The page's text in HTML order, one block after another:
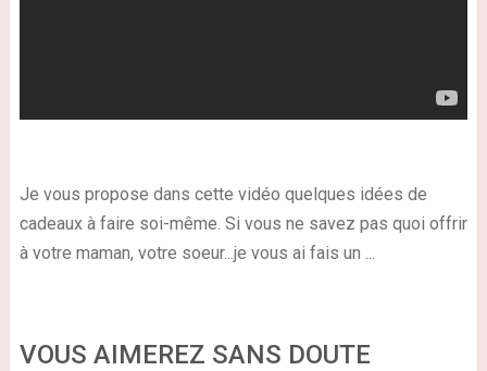
Je vous propose dans cette vidéo quelques idées de
cadeaux à faire soi-même. Si vous ne savez pas quoi offrir
à votre maman, votre soeur...je vous ai fais un ...
VOUS AIMEREZ SANS DOUTE